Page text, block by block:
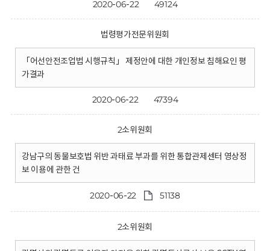
2020-06-22 49124
법령평가전문위원회
「어선안전조업법 시행규칙」 제정안에 대한 개인정보 침해요인 평
가결과
2020-06-22 47394
2소위원회
강남구의 동물보호법 위반 과태료 부과를 위한 통합관제센터 영상정
보 이용에 관한 건
2020-06-22 51138
2소위원회